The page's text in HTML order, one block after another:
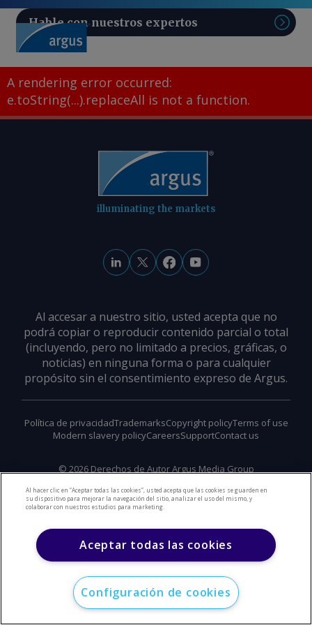
Hable con nuestros expertos
A rendering error occurred:
e.toString(...).replaceAll is not a function.
illuminating the markets
Al accesar a nuestro sitio, usted acepta que no
podrá copiar o reproducir contenido parcial o total
(incluyendo, pero no limitado a precios, gráficas, o
noticias) en ninguna forma o para cualquier
propósito sin el consentimiento expreso de Argus.
© 2026 Derechos de Autor Argus Media Group
Política de privacidadTrademarksCopyright policyTerms of use
Modern slavery policyCareersSupportContact us
Al hacer clic en “Aceptar todas las cookies”, usted acepta que las cookies se guarden en
su dispositivo para mejorar la navegación del sitio, analizar el uso del mismo, y
colaborar con nuestros estudios para marketing.
Aceptar todas las cookies
Configuración de cookies